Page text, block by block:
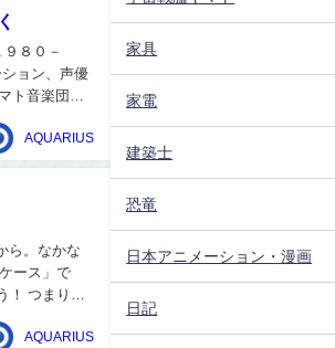
８０－
ョン、声優
ト音楽団大
AQUARIUS
ら。なかな
ース」で
つまりプ
AQUARIUS
家具
家電
建築士
恐竜
日本アニメーション・漫画
日記